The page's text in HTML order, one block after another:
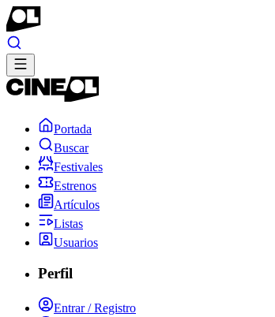
Portada
Buscar
Festivales
Estrenos
Artículos
Listas
Usuarios
Perfil
Entrar / Registro